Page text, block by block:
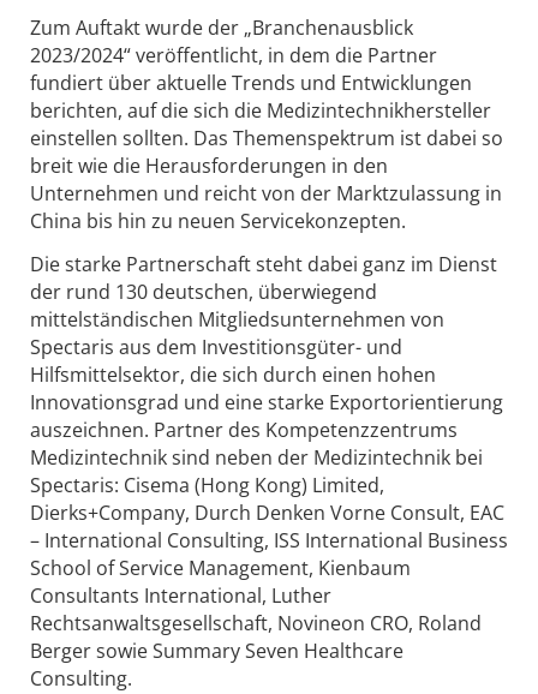
Zum Auftakt wurde der „Branchenausblick
2023/2024“ veröffentlicht, in dem die Partner
fundiert über aktuelle Trends und Entwicklungen
berichten, auf die sich die Medizintechnikhersteller
einstellen sollten. Das Themenspektrum ist dabei so
breit wie die Herausforderungen in den
Unternehmen und reicht von der Marktzulassung in
China bis hin zu neuen Servicekonzepten.
Die starke Partnerschaft steht dabei ganz im Dienst
der rund 130 deutschen, überwiegend
mittelständischen Mitgliedsunternehmen von
Spectaris aus dem Investitionsgüter- und
Hilfsmittelsektor, die sich durch einen hohen
Innovationsgrad und eine starke Exportorientierung
auszeichnen. Partner des Kompetenzzentrums
Medizintechnik sind neben der Medizintechnik bei
Spectaris: Cisema (Hong Kong) Limited,
Dierks+Company, Durch Denken Vorne Consult, EAC
– International Consulting, ISS International Business
School of Service Management, Kienbaum
Consultants International, Luther
Rechtsanwaltsgesellschaft, Novineon CRO, Roland
Berger sowie Summary Seven Healthcare
Consulting.